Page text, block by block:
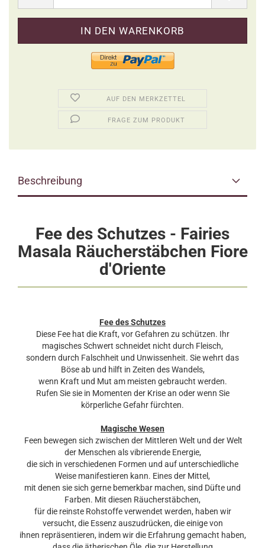
AUF DEN MERKZETTEL
FRAGE ZUM PRODUKT
Beschreibung
Fee des Schutzes - Fairies
Masala Räucherstäbchen Fiore
d'Oriente
Fee des Schutzes
Diese Fee hat die Kraft, vor Gefahren zu schützen. Ihr
magisches Schwert schneidet nicht durch Fleisch,
sondern durch Falschheit und Unwissenheit. Sie wehrt das
Böse ab und hilft in Zeiten des Wandels,
wenn Kraft und Mut am meisten gebraucht werden.
Rufen Sie sie in Momenten der Krise an oder wenn Sie
körperliche Gefahr fürchten.
Magische Wesen
Feen bewegen sich zwischen der Mittleren Welt und der Welt
der Menschen als vibrierende Energie,
die sich in verschiedenen Formen und auf unterschiedliche
Weise manifestieren kann. Eines der Mittel,
mit denen sie sich gerne bemerkbar machen, sind Düfte und
Farben. Mit diesen Räucherstäbchen,
für die reinste Rohstoffe verwendet werden, haben wir
versucht, die Essenz auszudrücken, die einige von
ihnen repräsentieren, indem wir die Erfahrung gemacht haben,